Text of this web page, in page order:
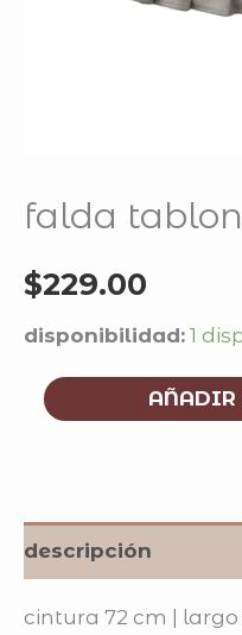
falda
$229.00
disponibilidad: 1
AÑADIR
descripción
cintura 72 cm | largo